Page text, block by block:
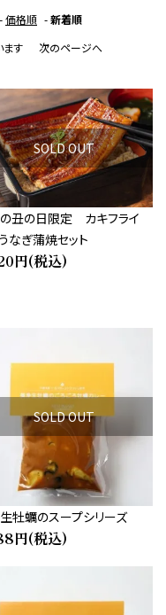
-価格順 -新着順
す
次のページへ
SOLD OUT
丑の日限定 カキフライ
なぎ蒲焼セット
円(税込)
SOLD OUT
牡蠣のスープシリーズ
円(税込)